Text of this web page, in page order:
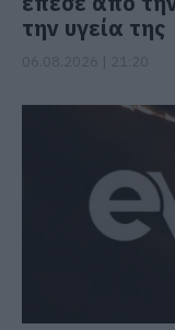
την υγεία της